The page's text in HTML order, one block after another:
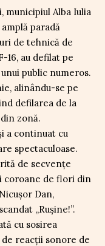
municipiul Alba Iulia
paradă
de tehnică de
16, au defilat pe
public numeros.
alinându-se pe
defilarea de la
zonă.
a continuat cu
spectaculoase.
de secvențe
coroane de flori din
Dan,
„Rușine!”.
cu sosirea
reacții sonore de